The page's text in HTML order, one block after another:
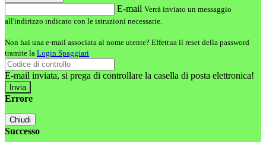
E-mail Verrà inviato un messaggio
all'indirizzo indicato con le istruzioni necessarie.
Non hai una e-mail associata al nome utente? Effettua il reset della password
tramite la Login Spaggiari
E-mail inviata, si prega di controllare la casella di posta elettronica!
Errore
Chiudi
Successo